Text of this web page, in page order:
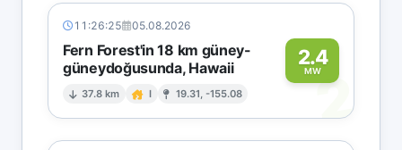
11:26:25 05.08.2026
Fern Forest'in 18 km güney-
güneydoğusunda, Hawaii
37.8 km I 19.31, -155.08
2.4
MW2